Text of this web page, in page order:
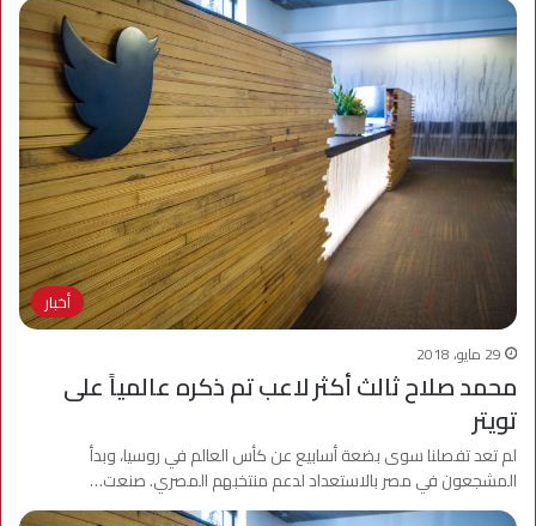
أخبار
29 مايو، 2018
محمد صلاح ثالث أكثر لاعب تم ذكره عالمياً على
تويتر
لم تعد تفصلنا سوى بضعة أسابيع عن كأس العالم في روسيا، وبدأ
المشجعون في مصر بالاستعداد لدعم منتخبهم المصري. صنعت…